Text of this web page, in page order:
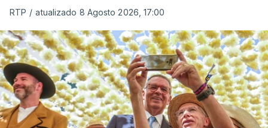
c/ Lusa
RTP / atualizado 8 Agosto 2026, 17:00